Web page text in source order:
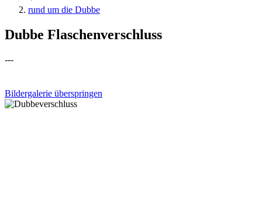
rund um die Dubbe
Dubbe Flaschenverschluss
---
Bildergalerie überspringen